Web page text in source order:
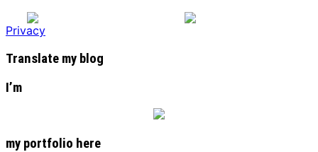
Privacy
Translate my blog
I’m
my portfolio here